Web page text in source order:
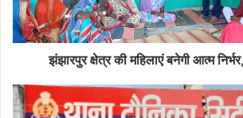
निर्भर,मिला
प्रशिक्षण
झंझारपुर क्षेत्र की महिलाएं बनेगी आत्म
मोबाइल
लूटकर